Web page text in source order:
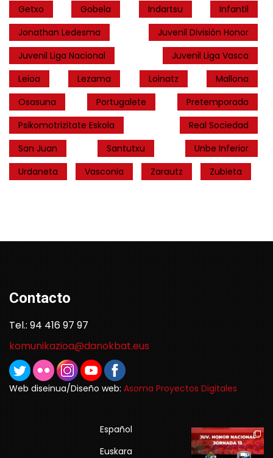
Getxo
Gobela Indartsu
Infantil
Jonathan Ledesma
Juvenil División Honor
Juvenil Liga Nacional
Juvenil Liga Vasca
Leioa
Lezama Loinatz
Mallona
Osasuna
Portugalete
Pretemporada
Psikomotrizitate Eskola
Real Sociedad
San Juan
Santutxu
Unbe Inferior
Urdaneta
Vasconia Zarautz Zubieta
Contacto
Tel.: 94 416 97 97
komunikazioa@danokbat.eus
Web diseinua/Diseño web: Asoma Proyectos Digitales
Español
Euskara